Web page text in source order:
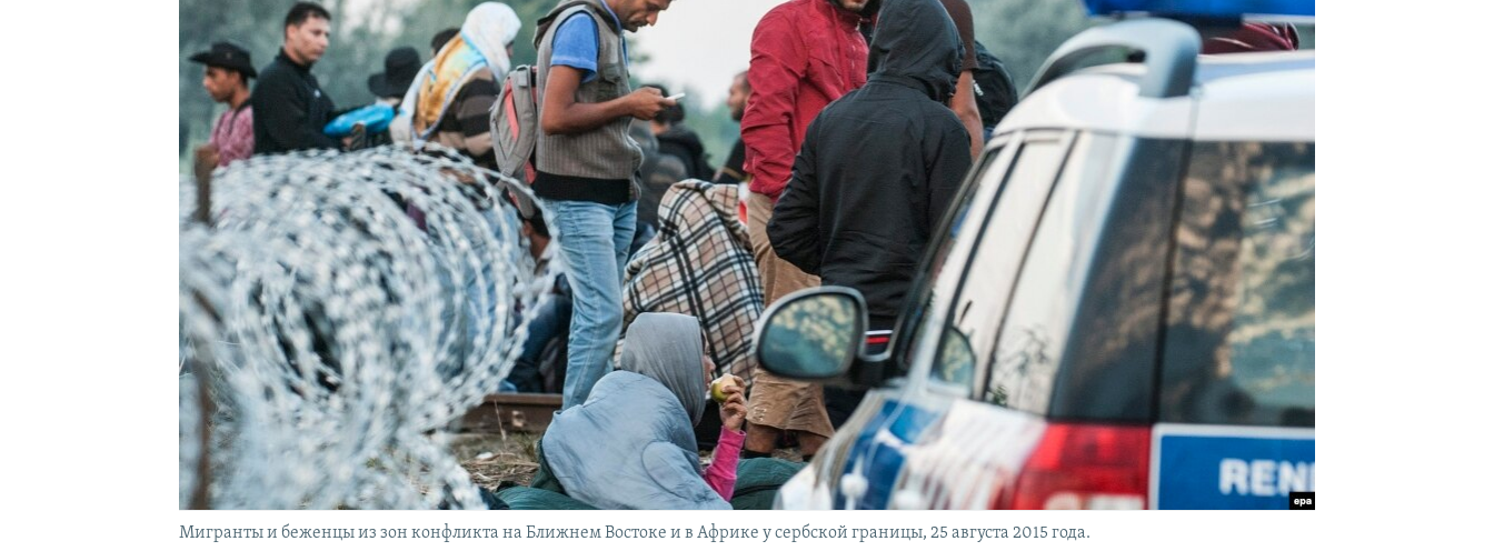
Мигранты и беженцы из зон конфликта на Ближнем Востоке и в Африке у сербской границы, 25 августа 2015 года.